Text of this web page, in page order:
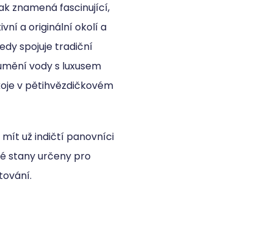
znamená fascinující,
a originální okolí a
spojuje tradiční
vody s luxusem
v pětihvězdičkovém
mít už indičtí panovníci
stany určeny pro